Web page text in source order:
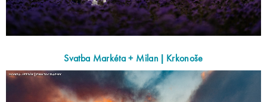
Svatba Markéta + Milan | Krkonoše